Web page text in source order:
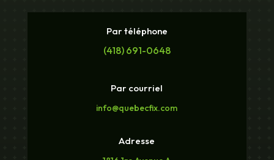
Par téléphone
(418) 691-0648
Par courriel
info@quebecfix.com
Adresse